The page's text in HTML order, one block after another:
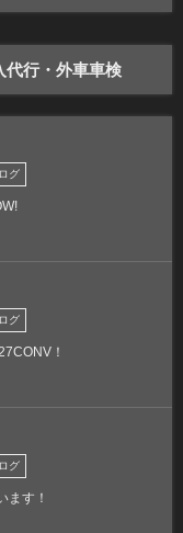
代行・外車車検
グ
グ
！
グ
ます！